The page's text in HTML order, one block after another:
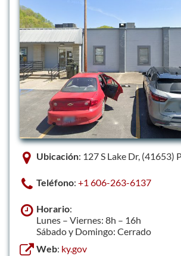
Ubicación: 127 S Lake Dr, (41653)
Teléfono: +1 606-263-6137
Horario:
Lunes – Viernes: 8h – 16h
Sábado y Domingo: Cerrado
Web: ky.gov